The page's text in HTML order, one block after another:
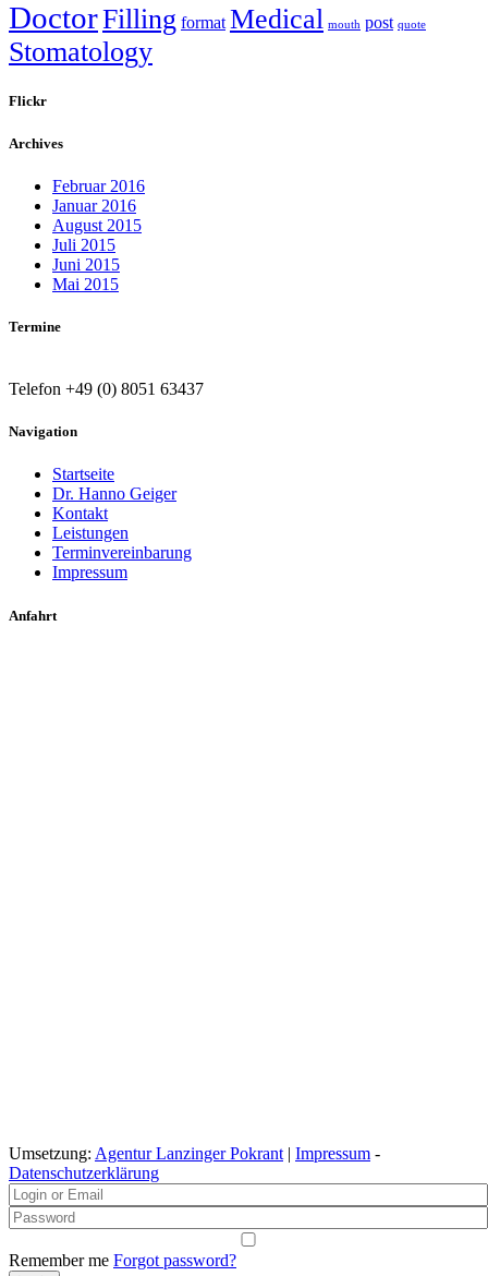
DoctorFilling format Medical mouth post quote
Stomatology
Flickr
Archives
Februar 2016
Januar 2016
August 2015
Juli 2015
Juni 2015
Mai 2015
Termine
Telefon +49 (0) 8051 63437
Navigation
Startseite
Dr. Hanno Geiger
Kontakt
Leistungen
Terminvereinbarung
Impressum
Anfahrt
Umsetzung: Agentur Lanzinger Pokrant | Impressum -
Datenschutzerklärung
Remember me Forgot password?